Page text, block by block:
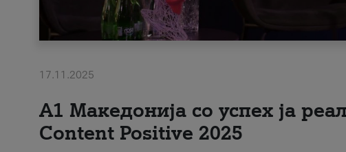
17.11.2025
А1 Македонија со успех ја
Content Positive 2025